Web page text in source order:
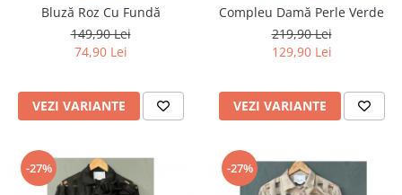
Bluză Roz Cu Fundă
149,90 Lei
74,90 Lei
VEZI VARIANTE
Compleu Damă Perle Verde
219,90 Lei
129,90 Lei
VEZI VARIANTE
-27% -27%